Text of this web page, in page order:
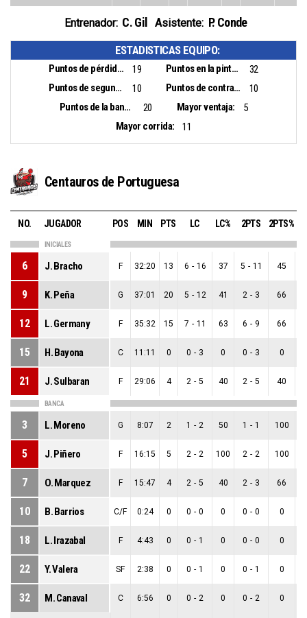
Entrenador: C. Gil Asistente: P. Conde
ESTADISTICAS EQUIPO:
Puntos de pérdidas: 19 Puntos en la pintura:
32
Puntos de segunda oportunidad:
10 Puntos de contra ataque:
10
Puntos de la banca:
20 Mayor ventaja:
5
Mayor corrida:
11
Centauros de Portuguesa
NO. JUGADOR POS MIN PTS LC LC% 2PTS 2PTS%
INICIALES
6 J. Bracho F 32:20 13 6 - 16 37 5 - 11 45
9 K. Peña G 37:01 20 5 - 12 41 2 - 3 66
12 L. Germany F 35:32 15 7 - 11 63 6 - 9 66
15 H. Bayona C 11:11 0 0 - 3 0 0 - 3 0
21 J. Sulbaran F 29:06 4 2 - 5 40 2 - 5 40
BANCA
3 L. Moreno G 8:07 2 1 - 2 50 1 - 1 100
5 J. Piñero F 16:15 5 2 - 2 100 2 - 2 100
7 O. Marquez F 15:47 4 2 - 5 40 2 - 3 66
10 B. Barrios C/F 0:24 0 0 - 0 0 0 - 0 0
18 L. Irazabal F 4:43 0 0 - 1 0 0 - 0 0
22 Y. Valera SF 2:38 0 0 - 1 0 0 - 1 0
32 M. Canaval C 6:56 0 0 - 2 0 0 - 2 0